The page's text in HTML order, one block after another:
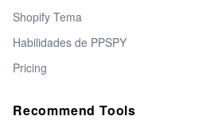
Shopify Tema
Habilidades de PPSPY
Pricing
Recommend Tools